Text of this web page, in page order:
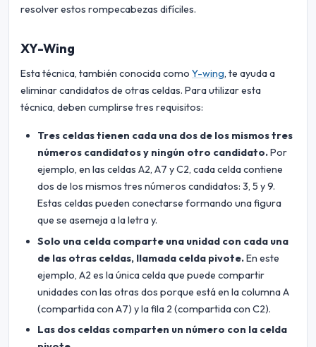
resolver estos rompecabezas difíciles.
XY-Wing
Esta técnica, también conocida como Y-wing, te ayuda a
eliminar candidatos de otras celdas. Para utilizar esta
técnica, deben cumplirse tres requisitos:
Tres celdas tienen cada una dos de los mismos tres
números candidatos y ningún otro candidato.Por
ejemplo, en las celdas A2, A7 y C2, cada celda contiene
dos de los mismos tres números candidatos: 3, 5 y 9.
Estas celdas pueden conectarse formando una figura
que se asemeja a la letra y.
Solo una celda comparte una unidad con cada una
de las otras celdas, llamada celda pivote.En este
ejemplo, A2 es la única celda que puede compartir
unidades con las otras dos porque está en la columna A
(compartida con A7) y la fila 2 (compartida con C2).
Las dos celdas comparten un número con la celda